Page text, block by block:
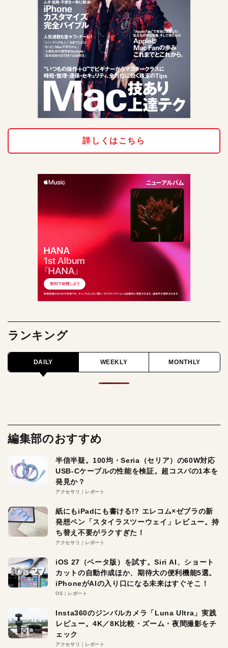
詳しくはこちら
ランキング
DAILY WEEKLY MONTHLY
編集部のおすすめ
半信半疑。100均・Seria（セリア）の60W対応
USB-Cケーブルの性能を検証。超コスパの1本を
発見か？
アクセサリ レポート
紙にもiPadにも書ける!? エレコム×ゼブラの新
発想ペン「スタイラスツーウェイ」レビュー。持
ち替え不要がラクすぎた！
アクセサリ レポート
iOS 27（ベータ版）を試す。Siri AI、ショート
カットの自動作成ほか、期待大の便利機能5選。
iPhoneがAIの入り口になる未来はすぐそこ！
OS レポート
Insta360のジンバルカメラ「Luna Ultra」実践
レビュー。4K／8K比較・ズーム・夜間撮影をチ
ェック
アクセサリ レポート